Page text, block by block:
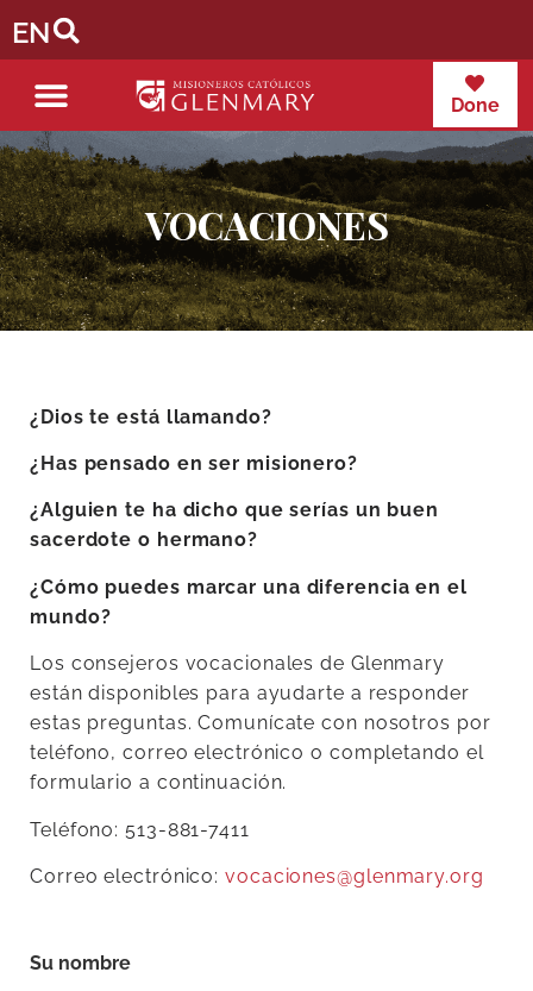
EN
Done
VOCACIONES
¿Dios te está llamando?
¿Has pensado en ser misionero?
¿Alguien te ha dicho que serías un buen
sacerdote o hermano?
¿Cómo puedes marcar una diferencia en el
mundo?
Los consejeros vocacionales de Glenmary
están disponibles para ayudarte a responder
estas preguntas. Comunícate con nosotros por
teléfono, correo electrónico o completando el
formulario a continuación.
Teléfono: 513-881-7411
Correo electrónico: vocaciones@glenmary.org
Su nombre